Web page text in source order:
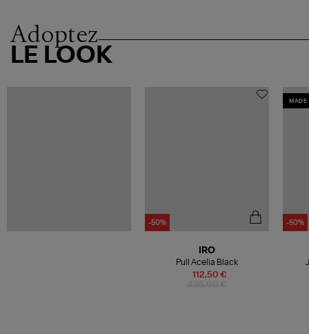
Adoptez
LE LOOK
-50%
112,50 €
IRO
Pull Acelia Black
MADE
-50%